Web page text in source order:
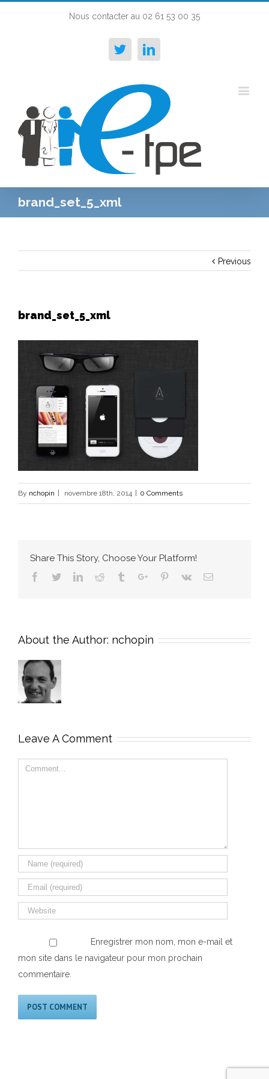
Nous contacter au 02 61 53 00 35
TwitterLinkedin
brand_set_5_xml
Previous
brand_set_5_xml
By nchopin novembre 18th, 2014 0 Comments
Share This Story, Choose Your Platform!
Facebook
TwitterLinkedinReddit TumblrGoogle+Pinterest
Vk Email
About the Author: nchopin
Leave A Comment
Comment
Enregistrer mon nom, mon e-mail et
mon site dans le navigateur pour mon prochain
commentaire.